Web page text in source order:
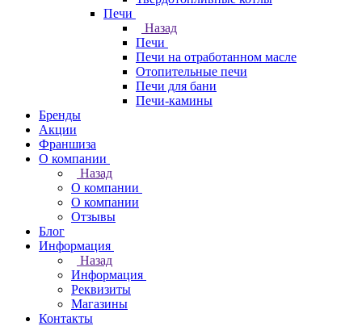
Печи
Назад
Печи
Печи на отработанном масле
Отопительные печи
Печи для бани
Печи-камины
Бренды
Акции
Франшиза
О компании
Назад
О компании
О компании
Отзывы
Блог
Информация
Назад
Информация
Реквизиты
Магазины
Контакты